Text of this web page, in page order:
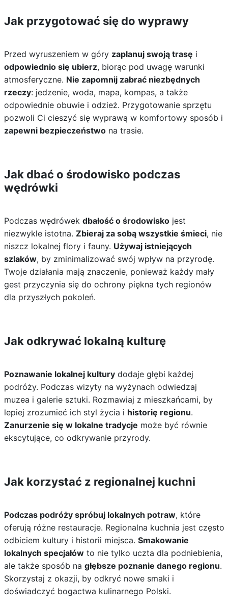
Jak przygotować się do wyprawy
Przed wyruszeniem w góry zaplanuj swoją trasę i
odpowiednio się ubierz, biorąc pod uwagę warunki
atmosferyczne. Nie zapomnij zabrać niezbędnych
rzeczy: jedzenie, woda, mapa, kompas, a także
odpowiednie obuwie i odzież. Przygotowanie sprzętu
pozwoli Ci cieszyć się wyprawą w komfortowy sposób i
zapewni bezpieczeństwona trasie.
Jak dbać o środowisko podczas
wędrówki
Podczas wędrówek dbałość o środowiskojest
niezwykle istotna. Zbieraj za sobą wszystkie śmieci, nie
niszcz lokalnej flory i fauny. Używaj istniejących
szlaków, by zminimalizować swój wpływ na przyrodę.
Twoje działania mają znaczenie, ponieważ każdy mały
gest przyczynia się do ochrony piękna tych regionów
dla przyszłych pokoleń.
Jak odkrywać lokalną kulturę
Poznawanie lokalnej kulturydodaje głębi każdej
podróży. Podczas wizyty na wyżynach odwiedzaj
muzea i galerie sztuki. Rozmawiaj z mieszkańcami, by
lepiej zrozumieć ich styl życia i historię regionu.
Zanurzenie się w lokalne tradycje może być równie
ekscytujące, co odkrywanie przyrody.
Jak korzystać z regionalnej kuchni
Podczas podróży spróbuj lokalnych potraw, które
oferują różne restauracje. Regionalna kuchnia jest często
odbiciem kultury i historii miejsca. Smakowanie
lokalnych specjałówto nie tylko uczta dla podniebienia,
ale także sposób na głębsze poznanie danego regionu.
Skorzystaj z okazji, by odkryć nowe smaki i
doświadczyć bogactwa kulinarnego Polski.